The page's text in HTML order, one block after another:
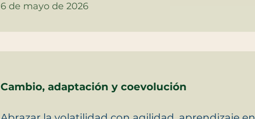
6 de mayo de 2026
Cambio, adaptación y coevolución